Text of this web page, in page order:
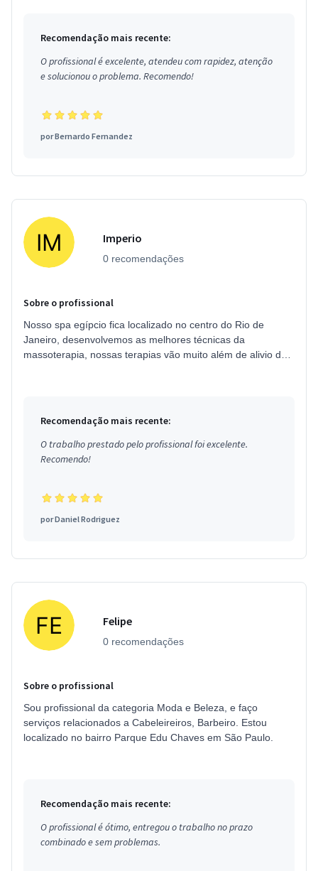
Recomendação mais recente:
O profissional é excelente, atendeu com rapidez, atenção
e solucionou o problema. Recomendo!
porBernardo Fernandez
Imperio
0 recomendações
Sobre o profissional
Nosso spa egípcio fica localizado no centro do Rio de
Janeiro, desenvolvemos as melhores técnicas da
massoterapia, nossas terapias vão muito além de alivio de
Recomendação mais recente:
O trabalho prestado pelo profissional foi excelente.
Recomendo!
porDaniel Rodriguez
Felipe
0 recomendações
Sobre o profissional
Sou profissional da categoria Moda e Beleza, e faço
serviços relacionados a Cabeleireiros, Barbeiro. Estou
localizado no bairro Parque Edu Chaves em São Paulo.
Recomendação mais recente:
O profissional é ótimo, entregou o trabalho no prazo
combinado e sem problemas.